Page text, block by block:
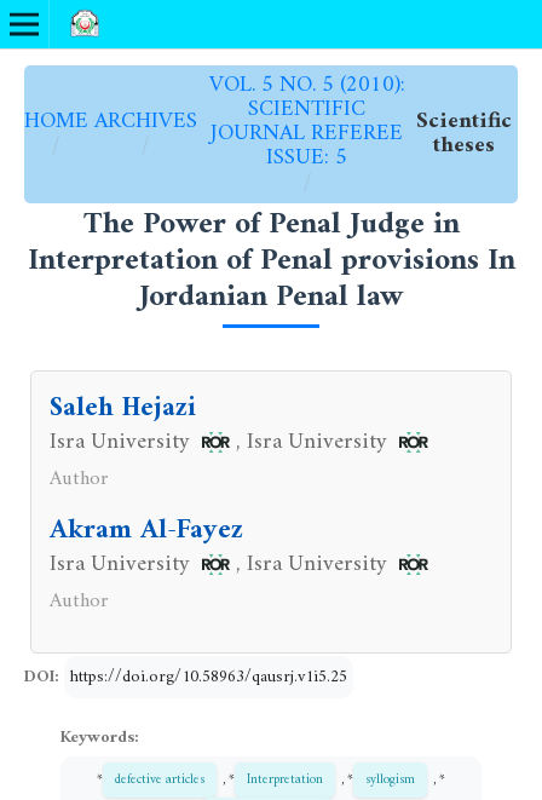
HOME
/
ARCHIVES
/
VOL. 5 NO. 5 (2010):
SCIENTIFIC
JOURNAL REFEREE
ISSUE: 5
/
Scientific
theses
The Power of Penal Judge in
Interpretation of Penal provisions In
Jordanian Penal law
Saleh Hejazi
Isra University ,Isra University
Author
Akram Al-Fayez
Isra University ,Isra University
Author
DOI: https://doi.org/10.58963/qausrj.v1i5.25
Keywords:
* defective articles , * Interpretation , * syllogism
, *